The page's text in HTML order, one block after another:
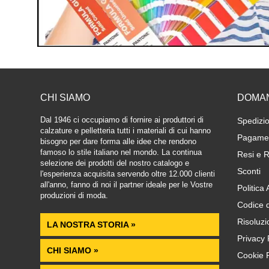
CHI SIAMO
Dal 1946 ci occupiamo di fornire ai produttori di
calzature e pelletteria tutti i materiali di cui hanno
bisogno per dare forma alle idee che rendono
famoso lo stile italiano nel mondo. La continua
selezione dei prodotti del nostro catalogo e
l'esperienza acquisita servendo oltre 12.000 clienti
all'anno, fanno di noi il partner ideale per le Vostre
produzioni di moda.
LA NOSTRA STORIA »
CHI SIAMO »
Resi e
Sconti
Politica
Codice
Privacy
Cookie